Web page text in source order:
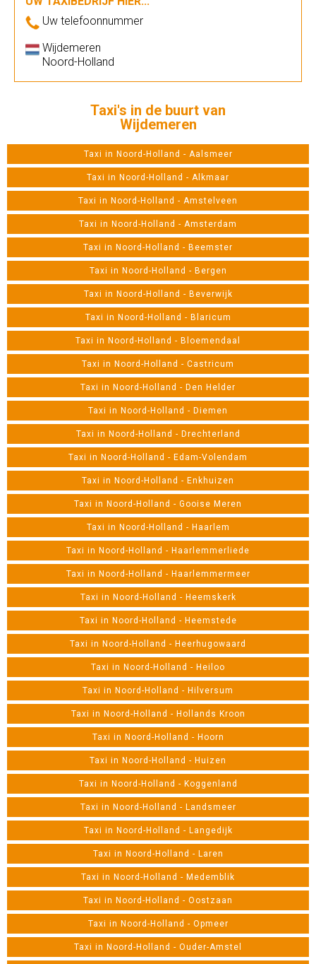
Uw telefoonnummer
Wijdemeren
Noord-Holland
Taxi's in de buurt van
Wijdemeren
Taxi in Noord-Holland - Aalsmeer
Taxi in Noord-Holland - Alkmaar
Taxi in Noord-Holland - Amstelveen
Taxi in Noord-Holland - Amsterdam
Taxi in Noord-Holland - Beemster
Taxi in Noord-Holland - Bergen
Taxi in Noord-Holland - Beverwijk
Taxi in Noord-Holland - Blaricum
Taxi in Noord-Holland - Bloemendaal
Taxi in Noord-Holland - Castricum
Taxi in Noord-Holland - Den Helder
Taxi in Noord-Holland - Diemen
Taxi in Noord-Holland - Drechterland
Taxi in Noord-Holland - Edam-Volendam
Taxi in Noord-Holland - Enkhuizen
Taxi in Noord-Holland - Gooise Meren
Taxi in Noord-Holland - Haarlem
Taxi in Noord-Holland - Haarlemmerliede
Taxi in Noord-Holland - Haarlemmermeer
Taxi in Noord-Holland - Heemskerk
Taxi in Noord-Holland - Heemstede
Taxi in Noord-Holland - Heerhugowaard
Taxi in Noord-Holland - Heiloo
Taxi in Noord-Holland - Hilversum
Taxi in Noord-Holland - Hollands Kroon
Taxi in Noord-Holland - Hoorn
Taxi in Noord-Holland - Huizen
Taxi in Noord-Holland - Koggenland
Taxi in Noord-Holland - Landsmeer
Taxi in Noord-Holland - Langedijk
Taxi in Noord-Holland - Laren
Taxi in Noord-Holland - Medemblik
Taxi in Noord-Holland - Oostzaan
Taxi in Noord-Holland - Opmeer
Taxi in Noord-Holland - Ouder-Amstel